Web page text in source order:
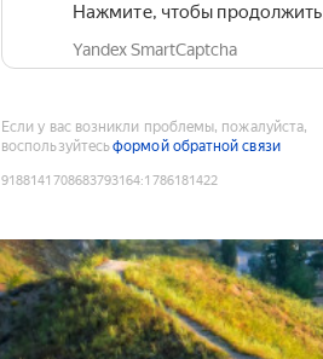
Нажмите, чтобы продолжить
Yandex SmartCaptcha
Если у вас возникли проблемы, пожалуйста,
воспользуйтесьформой обратной связи
9188141708683793164:1786181422